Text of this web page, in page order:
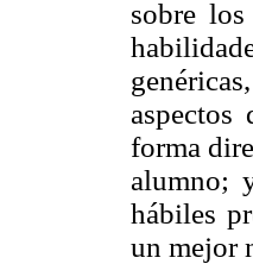
sobre
forma
alumno;
hábiles
un mejor